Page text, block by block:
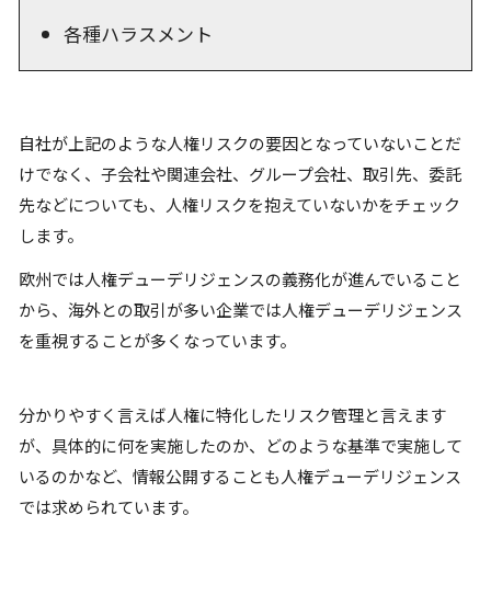
各種ハラスメント
自社が上記のような人権リスクの要因となっていないことだ
けでなく、子会社や関連会社、グループ会社、取引先、委託
先などについても、人権リスクを抱えていないかをチェック
します。
欧州では人権デューデリジェンスの義務化が進んでいること
から、海外との取引が多い企業では人権デューデリジェンス
を重視することが多くなっています。
分かりやすく言えば人権に特化したリスク管理と言えます
が、具体的に何を実施したのか、どのような基準で実施して
いるのかなど、情報公開することも人権デューデリジェンス
では求められています。